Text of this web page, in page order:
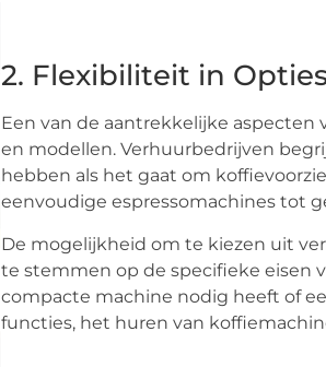
2. Flexibiliteit in
Een van de aantrekkelijke
en modellen. Verhuurbedrijven
hebben als het gaat om
eenvoudige espressomachines tot
De mogelijkheid om te kiezen uit
te stemmen op de specifieke eisen
compacte machine nodig heeft of
functies, het huren van